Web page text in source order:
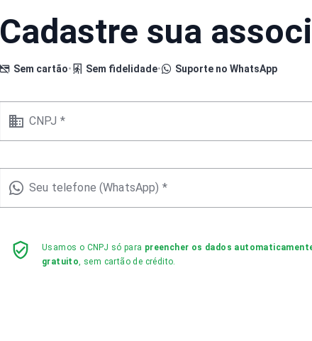
Cadastre sua
Sem cartão• Sem fidelidade• Suporte no WhatsApp
CNPJ *
Seu telefone (WhatsApp) *
Usamos o CNPJ só para preencher os dados
gratuito, sem cartão de crédito.